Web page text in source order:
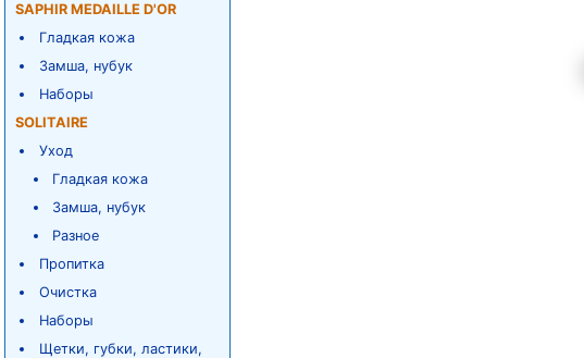
SAPHIR MEDAILLE D'OR
Гладкая кожа
Замша, нубук
Наборы
SOLITAIRE
Уход
Гладкая кожа
Замша, нубук
Разное
Пропитка
Очистка
Наборы
Щетки, губки, ластики,